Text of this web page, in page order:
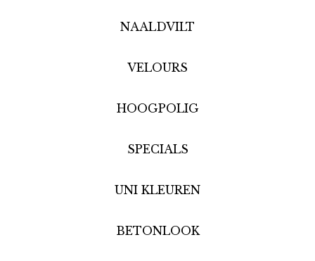
NAALDVILT
VELOURS
HOOGPOLIG
SPECIALS
UNI KLEUREN
BETONLOOK